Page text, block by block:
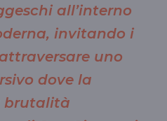
all’interno
invitando i
uno
dove la
brutalità